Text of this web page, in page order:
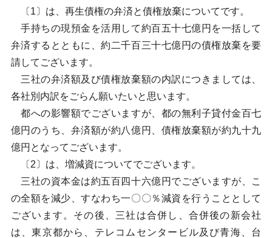
〔1〕は、再生債権の弁済と債権放棄についてです。
手持ちの現預金を活用して約百五十七億円を一括して
弁済するとともに、約二千百三十七億円の債権放棄を要
請してございます。
三社の弁済額及び債権放棄額の内訳につきましては、
各社別内訳をごらん願いたいと思います。
都への影響額でございますが、都の無利子貸付金百七
億円のうち、弁済額が約八億円、債権放棄額が約九十九
億円となってございます。
〔2〕は、増減資についてでございます。
三社の資本金は約五百四十六億円でございますが、こ
の全額を減少、すなわち一〇〇％減資を行うこととして
ございます。その後、三社は合併し、合併後の新会社
は、東京都から、テレコムセンタービル及び青海、台